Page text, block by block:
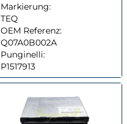
Markierung:
TEQ
OEM Referenz:
Q07A0B002A
Punginelli:
P1517913